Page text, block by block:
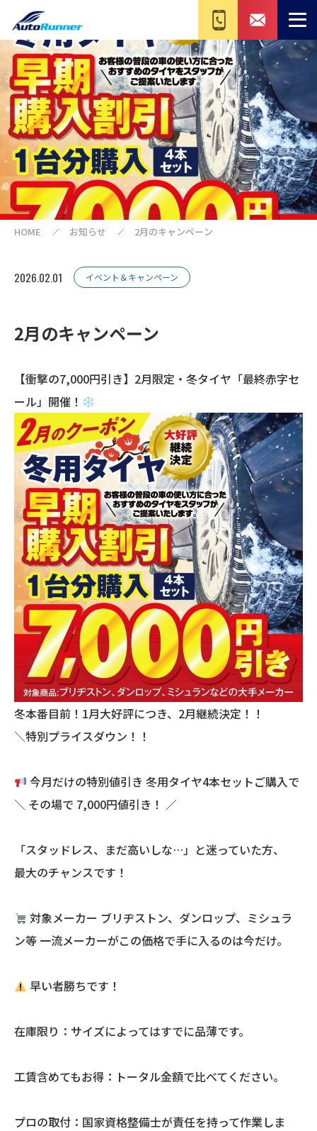
HOME お知らせ 2月のキャンペーン
2026.02.01 イベント＆キャンペーン
2月のキャンペーン
【衝撃の7,000円引き】2月限定・冬タイヤ「最終赤字セ
ール」開催！
冬本番目前！1月大好評につき、2月継続決定！！
＼特別プライスダウン！！
今月だけの特別値引き 冬用タイヤ4本セットご購入で
＼ その場で 7,000円値引き！ ／
「スタッドレス、まだ高いしな…」と迷っていた方、
最大のチャンスです！
対象メーカー ブリヂストン、ダンロップ、ミシュラ
ン等 一流メーカーがこの価格で手に入るのは今だけ。
早い者勝ちです！
在庫限り：サイズによってはすでに品薄です。
工賃含めてもお得：トータル金額で比べてください。
プロの取付：国家資格整備士が責任を持って作業しま